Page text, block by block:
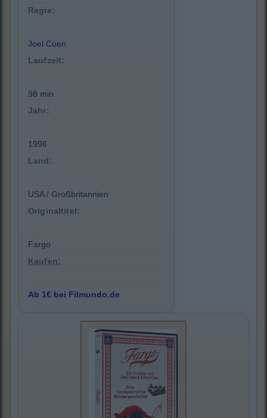
Regie:
Joel Coen
Laufzeit:
98 min
Jahr:
1996
Land:
USA / Großbritannien
Originaltitel:
Fargo
Kaufen:
Ab 1€ bei Filmundo.de